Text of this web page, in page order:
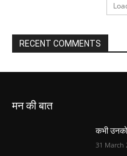
RECENT COMMENTS
मन की बात
कभी
31 March